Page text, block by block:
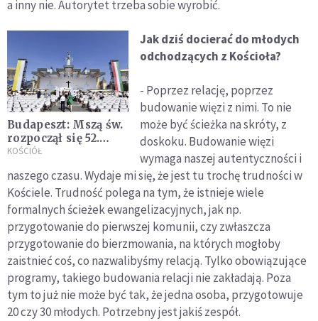
a inny nie. Autorytet trzeba sobie wyrobić.
Budapeszt: Mszą św.
rozpoczął się 52.
Międzynarodowy
Eucharystyczny
KOŚCIÓŁ
Jak dziś docierać do młodych
odchodzących z Kościoła?
- Poprzez relację, poprzez
budowanie więzi z nimi. To nie
może być ścieżka na skróty, z
doskoku. Budowanie więzi
wymaga naszej autentyczności i
naszego czasu. Wydaje mi się, że jest tu trochę trudności w
Kościele. Trudność polega na tym, że istnieje wiele
formalnych ścieżek ewangelizacyjnych, jak np.
przygotowanie do pierwszej komunii, czy zwłaszcza
przygotowanie do bierzmowania, na których mogłoby
zaistnieć coś, co nazwalibyśmy relacją. Tylko obowiązujące
programy, takiego budowania relacji nie zakładają. Poza
tym to już nie może być tak, że jedna osoba, przygotowuje
20 czy 30 młodych. Potrzebny jest jakiś zespół.